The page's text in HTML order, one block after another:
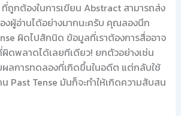
ที่ถูกต้องในการเขียน Abstract สามารถส่ง
งผู้อ่านได้อย่างมากนะครับ คุณลองนึก
ผิดไปสักนิด ข้อมูลที่เราต้องการสื่ออาจ
ดพลาดได้เลยทีเดียว! ยกตัวอย่างเช่น
ผลการทดลองที่เกิดขึ้นในอดีต แต่กลับใช้
Past Tense มันก็จะทำให้เกิดความสับสน